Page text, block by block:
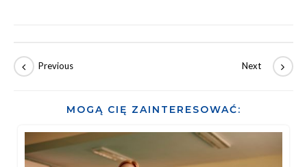
MOGĄ CIĘ ZAINTERESOWAĆ: